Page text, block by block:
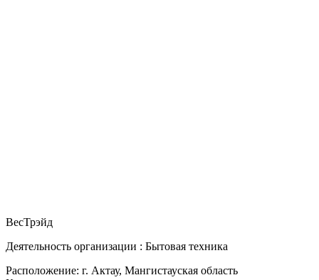
ВесТрэйд
Деятельность организации : Бытовая техника
Расположение: г. Актау, Мангистауская область